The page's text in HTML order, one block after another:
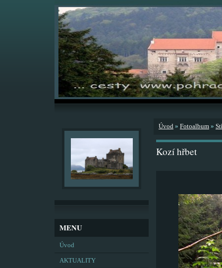
MENU
Úvod
AKTUALITY
Úvod » Fotoalbum »
Kozí hřbet